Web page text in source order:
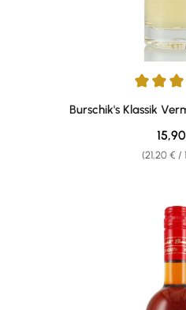
Durchschnittliche Bewertung
Burschik's Klassik
(21,20 € /